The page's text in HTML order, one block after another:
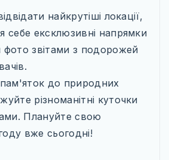
найкрутіші локації,
себе ексклюзивні напрямки
фото звітами з подорожей
пам'яток до природних
різноманітні куточки
Плануйте свою
вже сьогодні!